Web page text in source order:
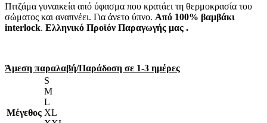
Πιτζάμα γυναικεία από ύφασμα που κρατάει τη θερμοκρασία του
σώματος και αναπνέει. Για άνετο ύπνο. Από 100% βαμβάκι
interlock. Ελληνικό Προϊόν Παραγωγής μας .
Άμεση παραλαβή/Παράδοση σε 1-3 ημέρες
Μέγεθος
S
M
L
XL